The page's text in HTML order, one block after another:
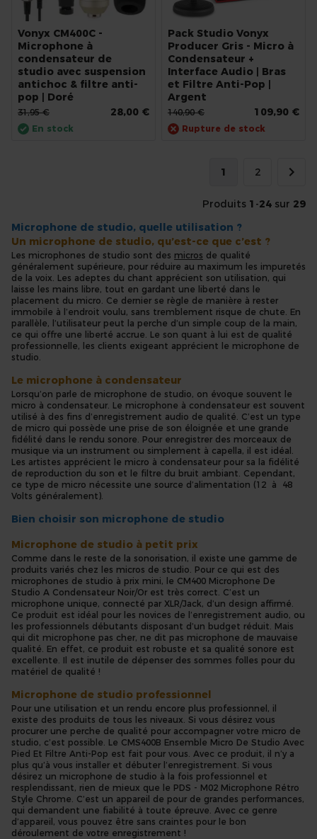
Vonyx CM400C -
Microphone à
condensateur de
studio avec suspension
antichoc & filtre anti-
pop | Doré
28,00 €
31,95 €
En stock
Pack Studio Vonyx
Producer Gris - Micro à
Condensateur +
Interface Audio | Bras
et Filtre Anti-Pop |
Argent
109,90 €
140,90 €
Rupture de stock
Produits 1 -24 sur 29
PageVous lisez
1 Page
2
Microphone de studio, quelle utilisation ?
Un microphone de studio, qu’est-ce que c’est ?
Les microphones de studio sont des micros de qualité
généralement supérieure, pour réduire au maximum les impuretés
de la voix. Les adeptes du chant apprécient son utilisation, qui
laisse les mains libre, tout en gardant une liberté dans le
placement du micro. Ce dernier se règle de manière à rester
immobile à l’endroit voulu, sans tremblement risque de chute. En
parallèle, l’utilisateur peut la perche d’un simple coup de la main,
ce qui offre une liberté accrue. Le son quant à lui est de qualité
professionnelle, les clients exigeant apprécient le microphone de
studio.
Le microphone à condensateur
Lorsqu’on parle de microphone de studio, on évoque souvent le
micro à condensateur. Le microphone à condensateur est souvent
utilisé à des fins d’enregistrement audio de qualité. C’est un type
de micro qui possède une prise de son éloignée et une grande
fidélité dans le rendu sonore. Pour enregistrer des morceaux de
musique via un instrument ou simplement à capella, il est idéal.
Les artistes apprécient le micro à condensateur pour sa la fidélité
de reproduction du son et le filtre du bruit ambiant. Cependant,
ce type de micro nécessite une source d’alimentation (12 à 48
Volts généralement).
Bien choisir son microphone de studio
Microphone de studio à petit prix
Comme dans le reste de la sonorisation, il existe une gamme de
produits variés chez les micros de studio. Pour ce qui est des
microphones de studio à prix mini, le CM400 Microphone De
Studio A Condensateur Noir/Or est très correct. C’est un
microphone unique, connecté par XLR/Jack, d’un design affirmé.
Ce produit est idéal pour les novices de l’enregistrement audio, ou
les professionnels débutants disposant d’un budget réduit. Mais
qui dit microphone pas cher, ne dit pas microphone de mauvaise
qualité. En effet, ce produit est robuste et sa qualité sonore est
excellente. Il est inutile de dépenser des sommes folles pour du
matériel de qualité !
Microphone de studio professionnel
Pour une utilisation et un rendu encore plus professionnel, il
existe des produits de tous les niveaux. Si vous désirez vous
procurer une perche de qualité pour accompagner votre micro de
studio, c’est possible. Le CMS400B Ensemble Micro De Studio Avec
Pied Et Filtre Anti-Pop est fait pour vous. Avec ce produit, il n’y a
plus qu’à vous installer et débuter l’enregistrement. Si vous
désirez un microphone de studio à la fois professionnel et
resplendissant, rien de mieux que le PDS - M02 Microphone Rétro
Style Chrome. C’est un appareil de pour de grandes performances,
qui demandent une fiabilité à toute épreuve. Avec ce genre
d’appareil, vous pouvez être sans craintes pour le bon
déroulement de votre enregistrement !